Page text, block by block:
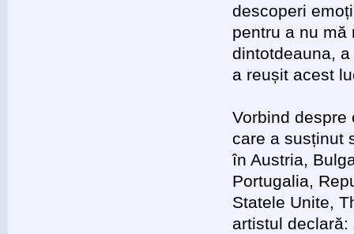
descoperi
pentru a nu mă
dintotdeauna,
a reușit acest
Vorbind
care a susținut
în Austria,
Portugalia,
Statele Unite,
artistul declară: